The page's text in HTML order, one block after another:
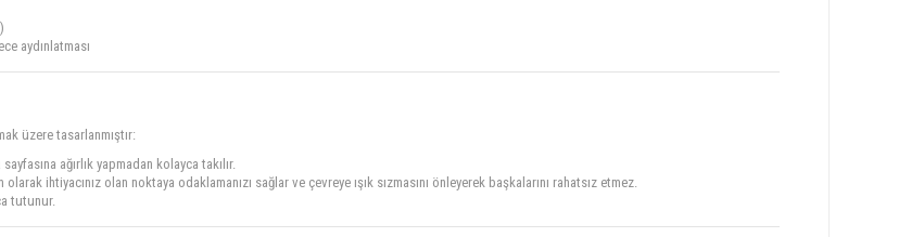
aydınlatması
üzere tasarlanmıştır:
ağırlık yapmadan kolayca takılır.
ihtiyacınız olan noktaya odaklamanızı sağlar ve çevreye ışık sızmasını önleyerek başkalarını rahatsız etmez.
tutunur.